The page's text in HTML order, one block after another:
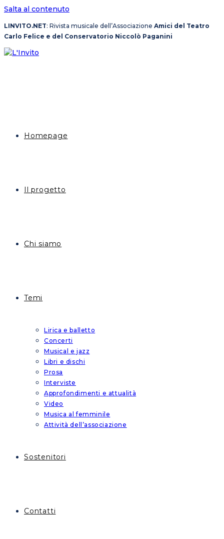
Salta al contenuto
LINVITO.NET: Rivista musicale dell’Associazione Amici del Teatro
Carlo Felice e del Conservatorio Niccolò Paganini
Homepage
Il progetto
Chi siamo
Temi
Lirica e balletto
Concerti
Musical e jazz
Libri e dischi
Prosa
Interviste
Approfondimenti e attualità
Video
Musica al femminile
Attività dell’associazione
Sostenitori
Contatti